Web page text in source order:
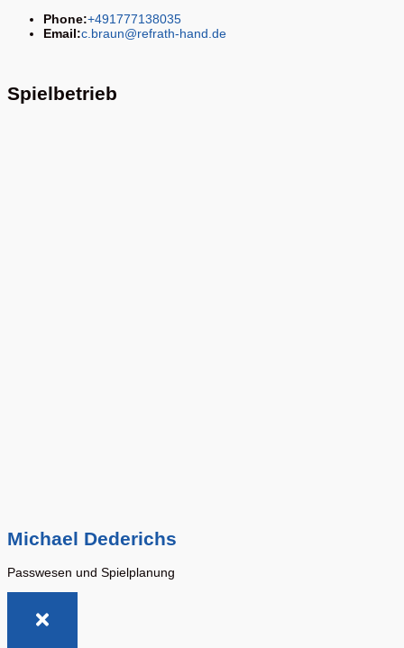
Phone:+491777138035
Email:c.braun@refrath-hand.de
Spielbetrieb
Michael Dederichs
Passwesen und Spielplanung